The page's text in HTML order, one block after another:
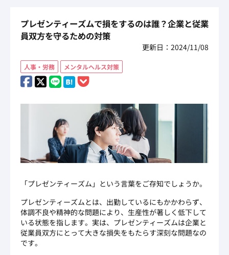
プレゼンティーズムで損をするのは誰？企業と従業
員双方を守るための対策
更新日：2024/11/08
人事・労務 メンタルヘルス対策
「プレゼンティーズム」という言葉をご存知でしょうか。
プレゼンティーズムとは、出勤しているにもかかわらず、
体調不良や精神的な問題により、生産性が著しく低下して
いる状態を指します。実は、プレゼンティーズムは企業と
従業員双方にとって大きな損失をもたらす深刻な問題なの
です。